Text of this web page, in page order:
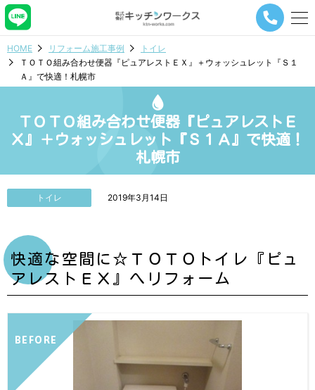
メ
ビ
ョ
タ
HOME リフォーム施工事例
トイレ
ＴＯＴＯ組み合わせ便器『ピュアレストＥＸ』＋ウォッシュレット『Ｓ１
Ａ』で快適！札幌市
ＴＯＴＯ組み合わせ便器『ピュアレストＥ
Ｘ』＋ウォッシュレット『Ｓ１Ａ』で快適！
札幌市
トイレ 2019年3月14日
快適な空間に☆ＴＯＴＯトイレ『ピュ
アレストＥＸ』へリフォーム
BEFORE